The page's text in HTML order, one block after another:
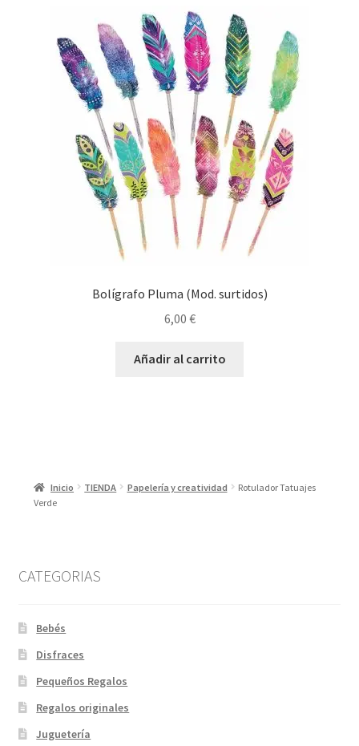
Bolígrafo Pluma (Mod. surtidos)
6,00 €
Añadir al carrito
Inicio TIENDA Papelería y creatividad
Rotulador Tatuajes
Verde
CATEGORIAS
Bebés
Disfraces
Pequeños Regalos
Regalos originales
Juguetería